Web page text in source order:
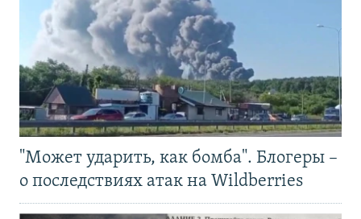
"Может ударить, как бомба". Блогеры –
о последствиях атак на Wildberries